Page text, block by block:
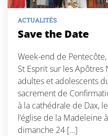
ACTUALITÉS
Save the Date
Week-end de
St Esprit sur les
adultes et adolescents
sacrement de
à la cathédrale de Dax,
l’église de la Madeleine
dimanche 24 […]